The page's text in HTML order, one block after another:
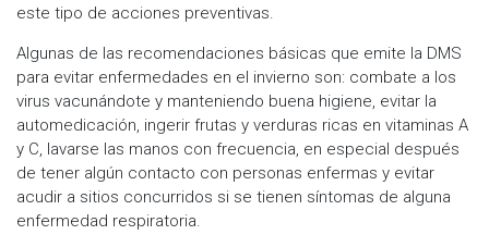
este tipo de acciones preventivas.
Algunas de las recomendaciones básicas que emite la DMS
para evitar enfermedades en el invierno son: combate a los
virus vacunándote y manteniendo buena higiene, evitar la
automedicación, ingerir frutas y verduras ricas en vitaminas A
y C, lavarse las manos con frecuencia, en especial después
de tener algún contacto con personas enfermas y evitar
acudir a sitios concurridos si se tienen síntomas de alguna
enfermedad respiratoria.